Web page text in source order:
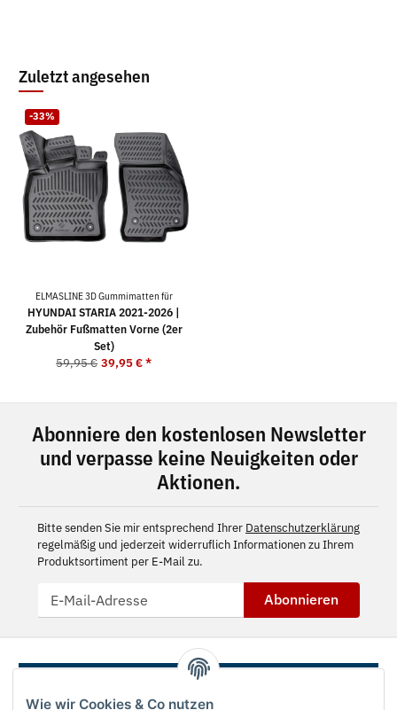
Wie wir Cookies & Co nutzen
Zuletzt angesehen
-33%
ELMASLINE 3D Gummimatten für
HYUNDAI STARIA 2021-2026 |
Zubehör Fußmatten Vorne (2er
Set)
59,95 € 39,95 €*
Abonniere den kostenlosen Newsletter
und verpasse keine Neuigkeiten oder
Aktionen.
Bitte senden Sie mir entsprechend Ihrer Datenschutzerklärung
regelmäßig und jederzeit widerruflich Informationen zu Ihrem
Produktsortiment per E-Mail zu.
Abonnieren